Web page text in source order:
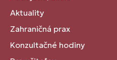
Aktuality
Zahraničná prax
Konzultačné hodiny